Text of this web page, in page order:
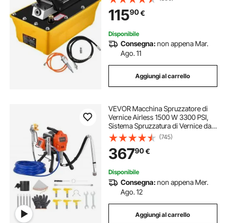
Spruzzo, Kit di Pompa a Pedale
Utilizzato con Cilindri a Semplice
Effetto
11590€
Disponibile
Consegna:non appena Mar.
Ago. 11
Aggiungi al carrello
VEVOR Macchina Spruzzatore di
Vernice Airless 1500 W 3300 PSI,
Sistema Spruzzatura di Vernice da
2,65 L/min con Spazzola Pulizia,
Tubo Flessibile, Asta di Prolunga
Ugelli, Spruzzatore Verniciatura
(745)
36790€
Disponibile
Consegna:non appena Mer.
Ago. 12
Aggiungi al carrello